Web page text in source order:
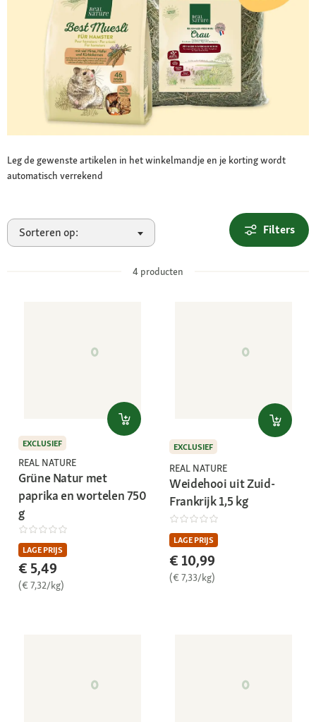
Leg de gewenste artikelen in het winkelmandje en je korting wordt
automatisch verrekend
Sorteren op: Filters
4 producten
EXCLUSIEF
REAL NATURE
Grüne Natur met
paprika en wortelen 750
g
LAGE PRIJS
€ 5,49
(€ 7,32/kg)
EXCLUSIEF
REAL NATURE
Weidehooi uit Zuid-
Frankrijk 1,5 kg
LAGE PRIJS
€ 10,99
(€ 7,33/kg)